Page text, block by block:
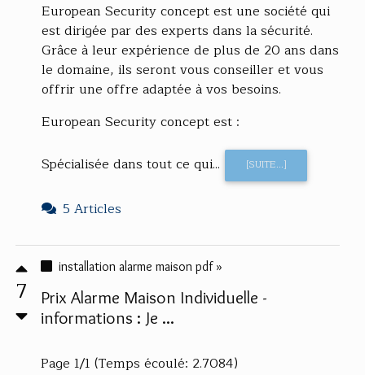
European Security concept est une société qui
est dirigée par des experts dans la sécurité.
Grâce à leur expérience de plus de 20 ans dans
le domaine, ils seront vous conseiller et vous
offrir une offre adaptée à vos besoins.
European Security concept est :
Spécialisée dans tout ce qui... [SUITE...]
5 Articles
7
installation alarme maison pdf »
Prix Alarme Maison Individuelle -
informations : Je ...
Page 1/1 (Temps écoulé: 2.7084)